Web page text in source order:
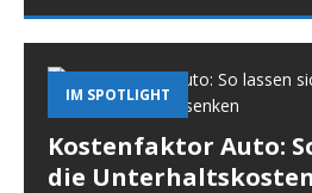
IM SPOTLIGHT
Kostenfaktor Auto:
die